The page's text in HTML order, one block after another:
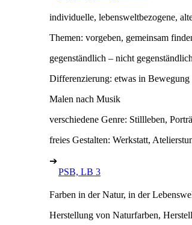
individuelle, lebensweltbezogene,
Themen: vorgeben, gemeinsam
gegenständlich – nicht gegenständlich
Differenzierung: etwas in Bewegung
Malen nach Musik
verschiedene Genre: Stillleben,
freies Gestalten: Werkstatt,
➔
PSB, LB 3
Farben in der Natur, in der
Herstellung von Naturfarben,